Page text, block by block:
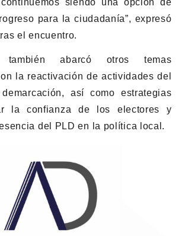
siendo una opción de
para la ciudadanía”, expresó
el encuentro.
abarcó otros temas
la reactivación de actividades del
así como estrategias
la confianza de los electores y
del PLD en la política local.